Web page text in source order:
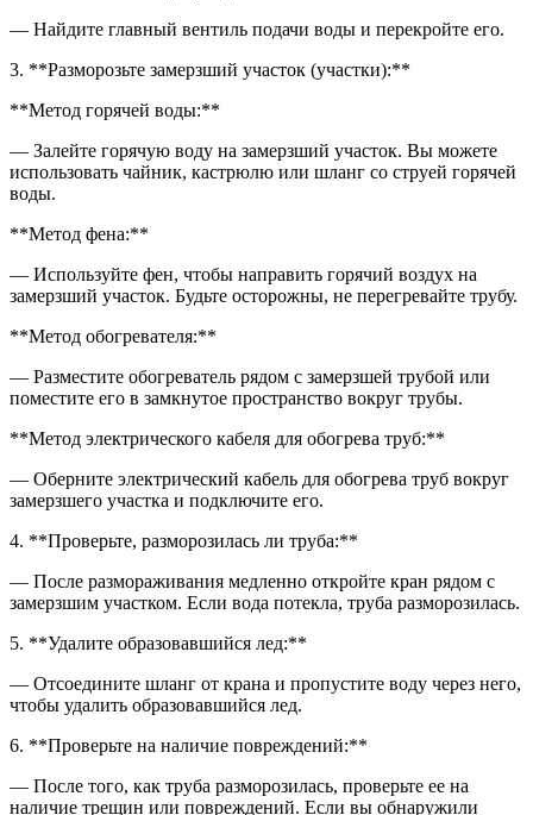
— Найдите главный вентиль подачи воды и перекройте его.
3. **Разморозьте замерзший участок (участки):**
**Метод горячей воды:**
— Залейте горячую воду на замерзший участок. Вы можете
использовать чайник, кастрюлю или шланг со струей горячей
воды.
**Метод фена:**
— Используйте фен, чтобы направить горячий воздух на
замерзший участок. Будьте осторожны, не перегревайте трубу.
**Метод обогревателя:**
— Разместите обогреватель рядом с замерзшей трубой или
поместите его в замкнутое пространство вокруг трубы.
**Метод электрического кабеля для обогрева труб:**
— Оберните электрический кабель для обогрева труб вокруг
замерзшего участка и подключите его.
4. **Проверьте, разморозилась ли труба:**
— После размораживания медленно откройте кран рядом с
замерзшим участком. Если вода потекла, труба разморозилась.
5. **Удалите образовавшийся лед:**
— Отсоедините шланг от крана и пропустите воду через него,
чтобы удалить образовавшийся лед.
6. **Проверьте на наличие повреждений:**
— После того, как труба разморозилась, проверьте ее на
наличие трещин или повреждений. Если вы обнаружили